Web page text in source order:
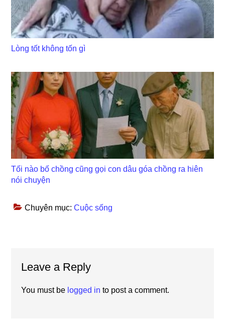
Lòng tốt không tốn gì
Tối nào bố chồng cũng gọi con dâu góa chồng ra hiên
nói chuyện
Chuyên mục:Cuộc sống
Interactions
Leave a Reply
You must be logged in to post a comment.